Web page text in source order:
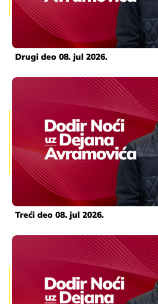
Drugi deo 08. jul 2026.
Treći deo 08. jul 2026.